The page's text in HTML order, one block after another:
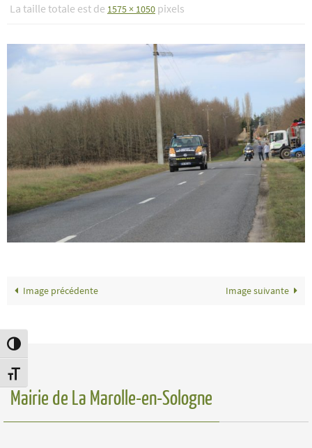
Passer en contraste élevé
Changer la taille de la police
La taille totale est de 1575 × 1050 pixels
Image précédente Image suivante
Mairie de La Marolle-en-Sologne